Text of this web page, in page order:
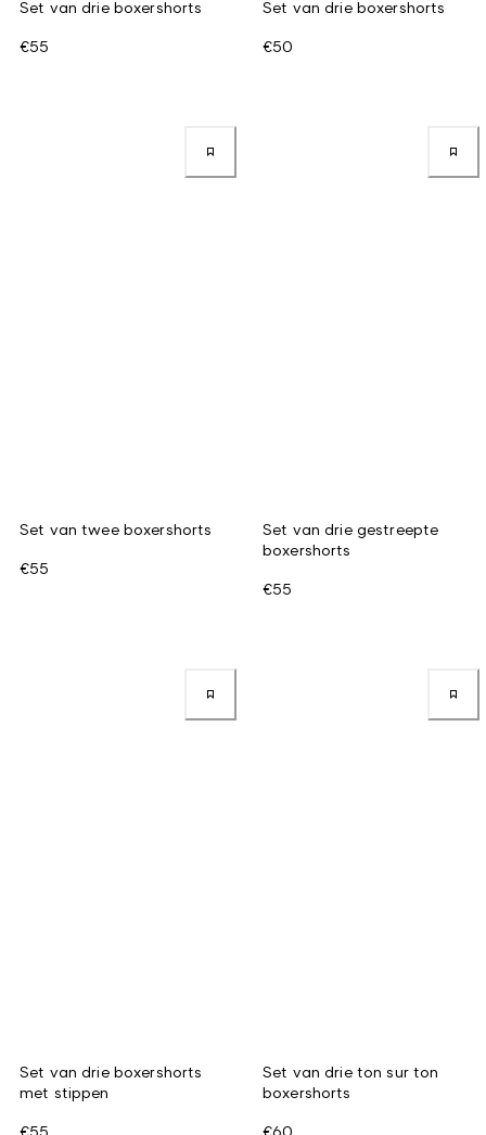
Set van drie boxershorts
€55
Set van drie boxershorts
€50
Set van twee boxershorts
€55
Set van drie gestreepte
boxershorts
€55
Set van drie boxershorts
met stippen
€55
Set van drie ton sur ton
boxershorts
€60